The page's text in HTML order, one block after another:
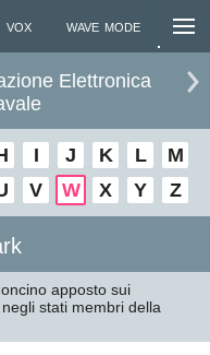
WAVE MODE
Elettronica
I J K L
M
V W X Y Z
apposto sui
stati membri della